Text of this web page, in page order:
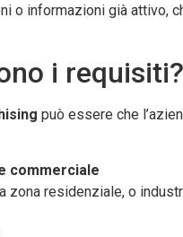
o informazioni già attivo,
i requisiti?
può essere che
commerciale
zona residenziale, o